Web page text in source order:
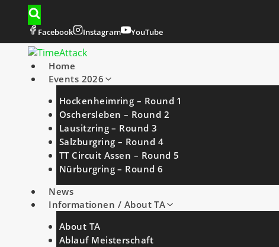
springenFacebook Instagram YouTube
Home
Events 2026
Hockenheimring – Round 1
Oschersleben – Round 2
Lausitzring – Round 3
Salzburgring – Round 4
TT Circuit Assen – Round 5
Nürburgring – Round 6
News
Informationen / About TA
About TA
Ablauf Meisterschaft